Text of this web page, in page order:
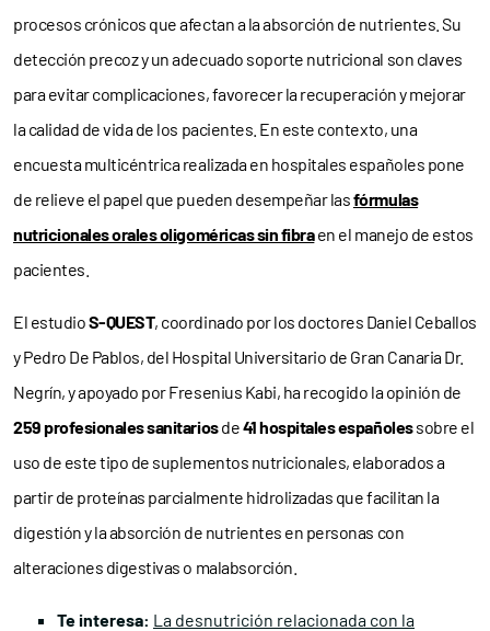
procesos crónicos que afectan a la absorción de nutrientes. Su
detección precoz y un adecuado soporte nutricional son claves
para evitar complicaciones, favorecer la recuperación y mejorar
la calidad de vida de los pacientes. En este contexto, una
encuesta multicéntrica realizada en hospitales españoles pone
de relieve el papel que pueden desempeñar lasfórmulas
nutricionales orales oligoméricas sin fibraen el manejo de estos
pacientes.
El estudioS-QUEST, coordinado por los doctores Daniel Ceballos
y Pedro De Pablos, del Hospital Universitario de Gran Canaria Dr.
Negrín, y apoyado por Fresenius Kabi, ha recogido la opinión de
259 profesionales sanitariosde41 hospitales españolessobre el
uso de este tipo de suplementos nutricionales, elaborados a
partir de proteínas parcialmente hidrolizadas que facilitan la
digestión y la absorción de nutrientes en personas con
alteraciones digestivas o malabsorción.
Te interesa: La desnutrición relacionada con la